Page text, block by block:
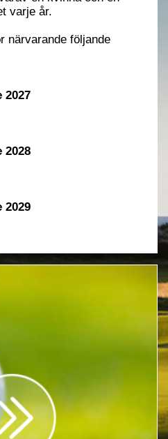
varje år.
närvarande följande
2027
2028
2029